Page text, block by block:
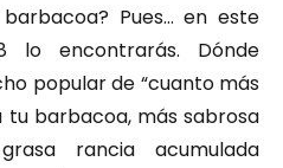
Pues… en este
lo encontrarás. Dónde
popular de “cuanto más
tu barbacoa, más sabrosa
rancia acumulada